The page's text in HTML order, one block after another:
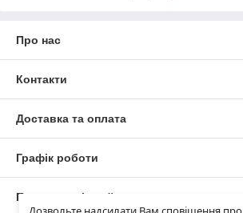
Про нас
Контакти
Доставка та оплата
Графік роботи
Повна версія сайту